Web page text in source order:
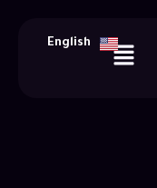
Menu
English